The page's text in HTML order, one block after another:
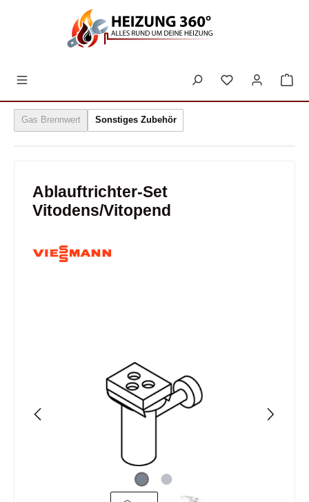
Gas Brennwert Sonstiges Zubehör
Ablauftrichter-Set
Vitodens/Vitopend